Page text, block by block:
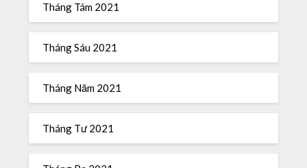
Tháng Tám 2021
Tháng Sáu 2021
Tháng Năm 2021
Tháng Tư 2021